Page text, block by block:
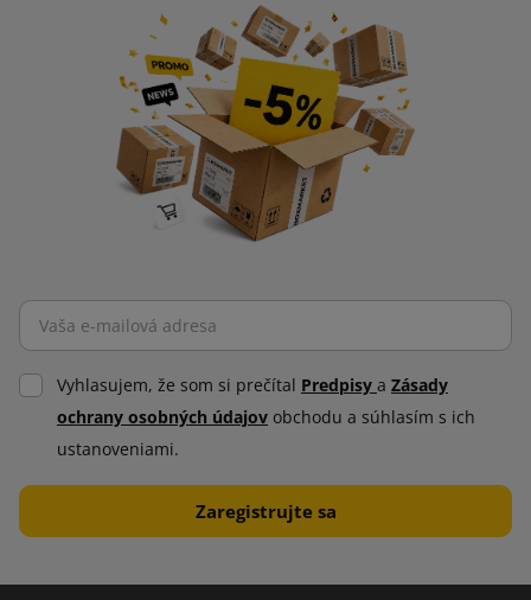
Vyhlasujem, že som si prečítal Predpisy a Zásady
ochrany osobných údajov obchodu a súhlasím s ich
ustanoveniami.